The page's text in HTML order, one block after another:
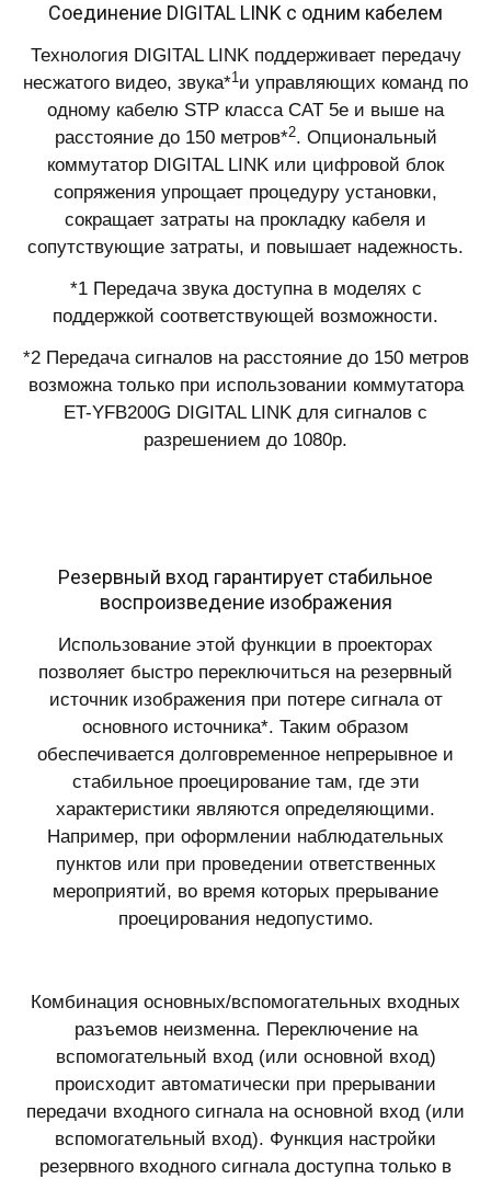
Соединение DIGITAL LINK с одним кабелем
Технология DIGITAL LINK поддерживает передачу
несжатого видео, звука*1 и управляющих команд по
одному кабелю STP класса CAT 5e и выше на
расстояние до 150 метров*2. Опциональный
коммутатор DIGITAL LINK или цифровой блок
сопряжения упрощает процедуру установки,
сокращает затраты на прокладку кабеля и
сопутствующие затраты, и повышает надежность.
*1 Передача звука доступна в моделях с
поддержкой соответствующей возможности.
*2 Передача сигналов на расстояние до 150 метров
возможна только при использовании коммутатора
ET-YFB200G DIGITAL LINK для сигналов с
разрешением до 1080p.
Резервный вход гарантирует стабильное
воспроизведение изображения
Использование этой функции в проекторах
позволяет быстро переключиться на резервный
источник изображения при потере сигнала от
основного источника*. Таким образом
обеспечивается долговременное непрерывное и
стабильное проецирование там, где эти
характеристики являются определяющими.
Например, при оформлении наблюдательных
пунктов или при проведении ответственных
мероприятий, во время которых прерывание
проецирования недопустимо.
Комбинация основных/вспомогательных входных
разъемов неизменна. Переключение на
вспомогательный вход (или основной вход)
происходит автоматически при прерывании
передачи входного сигнала на основной вход (или
вспомогательный вход). Функция настройки
резервного входного сигнала доступна только в